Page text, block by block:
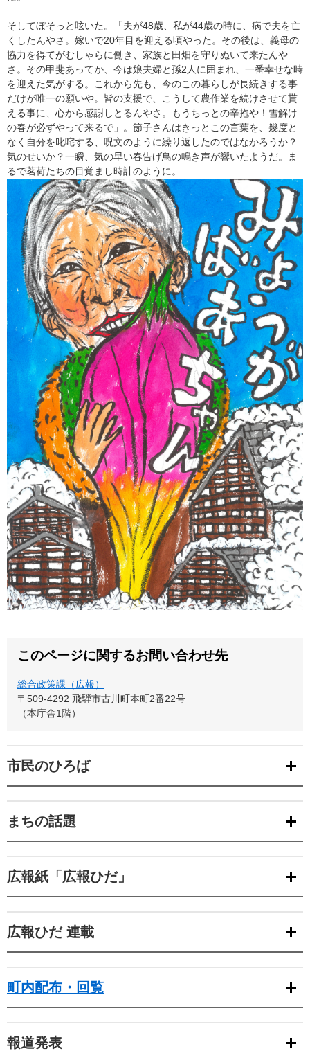
市民のひろば
まちの話題
広報紙「広報ひだ」
広報ひだ 連載
町内配布・回覧
報道発表
​そしてぼそっと呟いた。「夫が48歳、私が44歳の時に、病で夫を亡
くしたんやさ。嫁いで20年目を迎える頃やった。その後は、義母の
協力を得てがむしゃらに働き、家族と田畑を守りぬいて来たんや
さ。その甲斐あってか、今は娘夫婦と孫2人に囲まれ、一番幸せな時
を迎えた気がする。これから先も、今のこの暮らしが長続きする事
だけが唯一の願いや。皆の支援で、こうして農作業を続けさせて貰
える事に、心から感謝しとるんやさ。もうちっとの辛抱や！雪解け
の春が必ずやって来るで」。節子さんはきっとこの言葉を、幾度と
なく自分を叱咤する、呪文のように繰り返したのではなかろうか？
気のせいか？一瞬、気の早い春告げ鳥の鳴き声が響いたようだ。ま
るで茗荷たちの目覚まし時計のように。
このページに関するお問い合わせ先
総合政策課（広報）
〒509-4292 飛騨市古川町本町2番22号
（本庁舎1階）